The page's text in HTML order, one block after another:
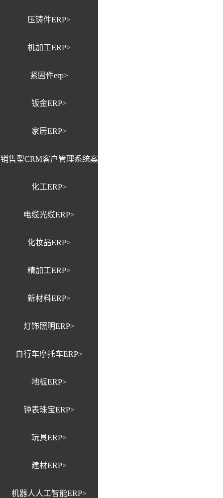
压铸件ERP>
机加工ERP>
紧固件erp>
钣金ERP>
家居ERP>
销售型CRM客户管理系统案
例>
化工ERP>
电缆光缆ERP>
化妆品ERP>
精加工ERP>
新材料ERP>
灯饰照明ERP>
自行车摩托车ERP>
地板ERP>
钟表珠宝ERP>
玩具ERP>
建材ERP>
机器人人工智能ERP>